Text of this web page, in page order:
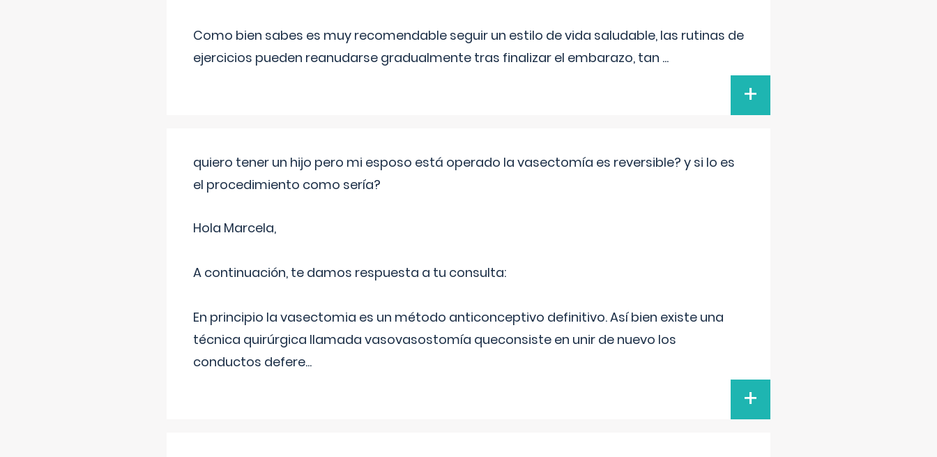
Como bien sabes es muy recomendable seguir un estilo de vida saludable, las rutinas de
ejercicios pueden reanudarse gradualmente tras finalizar el embarazo, tan ...
+
quiero tener un hijo pero mi esposo está operado la vasectomía es reversible? y si lo es
el procedimiento como sería?
Hola Marcela,
A continuación, te damos respuesta a tu consulta:
En principio la vasectomia es un método anticonceptivo definitivo. Así bien existe una
técnica quirúrgica llamada vasovasostomía queconsiste en unir de nuevo los
conductos defere...
+